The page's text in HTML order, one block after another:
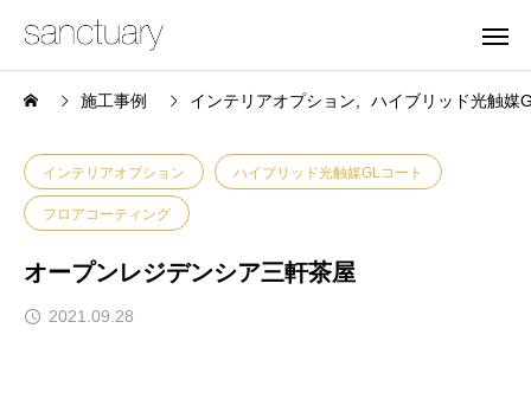
施工事例 インテリアオプション ハイブリッド光触媒
インテリアオプション ハイブリッド光触媒GLコート
フロアコーティング
オープンレジデンシア三軒茶屋
2021.09.28